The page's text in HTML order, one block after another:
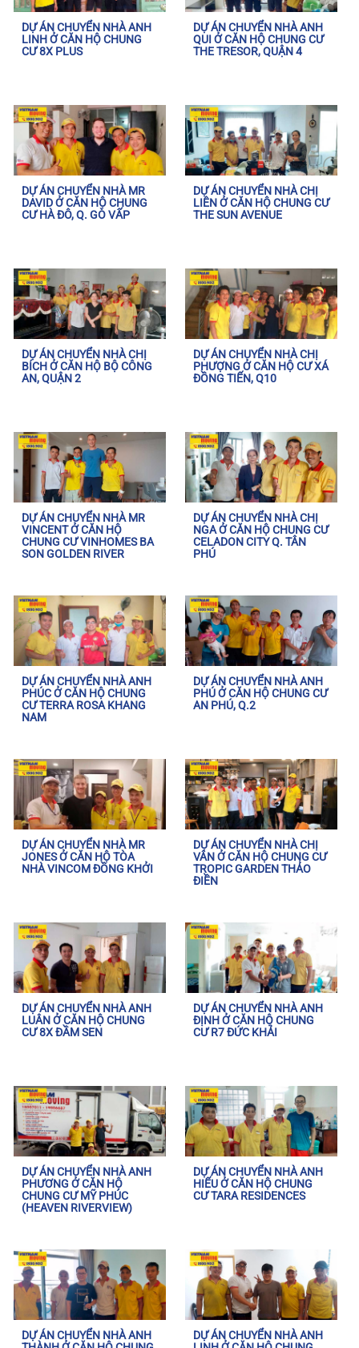
DỰ ÁN CHUYỂN NHÀ ANH
LINH Ở CĂN HỘ CHUNG
CƯ 8X PLUS
DỰ ÁN CHUYỂN NHÀ ANH
QUI Ở CĂN HỘ CHUNG CƯ
THE TRESOR, QUẬN 4
DỰ ÁN CHUYỂN NHÀ MR
DAVID Ở CĂN HỘ CHUNG
CƯ HÀ ĐÔ, Q. GÒ VẤP
DỰ ÁN CHUYỂN NHÀ CHỊ
LIÊN Ở CĂN HỘ CHUNG CƯ
THE SUN AVENUE
DỰ ÁN CHUYỂN NHÀ CHỊ
BÍCH Ở CĂN HỘ BỘ CÔNG
AN, QUẬN 2
DỰ ÁN CHUYỂN NHÀ CHỊ
PHƯỢNG Ở CĂN HỘ CƯ XÁ
ĐỒNG TIẾN, Q10
DỰ ÁN CHUYỂN NHÀ MR
VINCENT Ở CĂN HỘ
CHUNG CƯ VINHOMES BA
SON GOLDEN RIVER
DỰ ÁN CHUYỂN NHÀ CHỊ
NGA Ở CĂN HỘ CHUNG CƯ
CELADON CITY Q. TÂN
PHÚ
DỰ ÁN CHUYỂN NHÀ ANH
PHÚC Ở CĂN HỘ CHUNG
CƯ TERRA ROSA KHANG
NAM
DỰ ÁN CHUYỂN NHÀ ANH
PHÚ Ở CĂN HỘ CHUNG CƯ
AN PHÚ, Q.2
DỰ ÁN CHUYỂN NHÀ MR
JONES Ở CĂN HỘ TÒA
NHÀ VINCOM ĐỒNG KHỞI
DỰ ÁN CHUYỂN NHÀ CHỊ
VÂN Ở CĂN HỘ CHUNG CƯ
TROPIC GARDEN THẢO
ĐIỀN
DỰ ÁN CHUYỂN NHÀ ANH
LUÂN Ở CĂN HỘ CHUNG
CƯ 8X ĐẦM SEN
DỰ ÁN CHUYỂN NHÀ ANH
ĐỊNH Ở CĂN HỘ CHUNG
CƯ R7 ĐỨC KHẢI
DỰ ÁN CHUYỂN NHÀ ANH
PHƯƠNG Ở CĂN HỘ
CHUNG CƯ MỸ PHÚC
(HEAVEN RIVERVIEW)
DỰ ÁN CHUYỂN NHÀ ANH
HIẾU Ở CĂN HỘ CHUNG
CƯ TARA RESIDENCES
DỰ ÁN CHUYỂN NHÀ ANH
DỰ ÁN CHUYỂN NHÀ ANH